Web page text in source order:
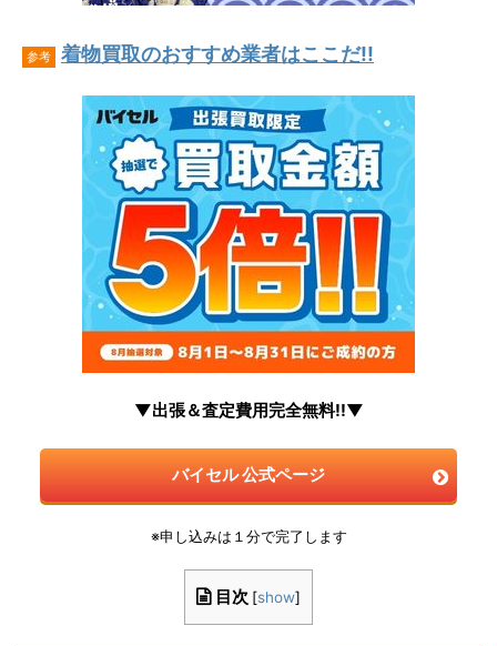
参考 着物買取のおすすめ業者はここだ!!
▼出張＆査定費用完全無料!!▼
バイセル 公式ページ
※申し込みは１分で完了します
目次 [show]